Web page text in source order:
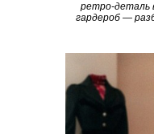
ретро‑деталь
гардероб —